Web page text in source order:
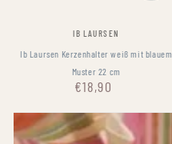
Fournisseur:
IB LAURSEN
Ib Laursen Kerzenhalter weiß mit blauem
Muster 22 cm
Prix
€18,90